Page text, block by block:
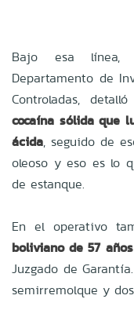
Bajo esa línea,
Departamento de
Controladas,
cocaína sólida que
ácida, seguido de
oleoso y eso es lo
de estanque.
En el operativo
boliviano de 57 años
Juzgado de
semirremolque y